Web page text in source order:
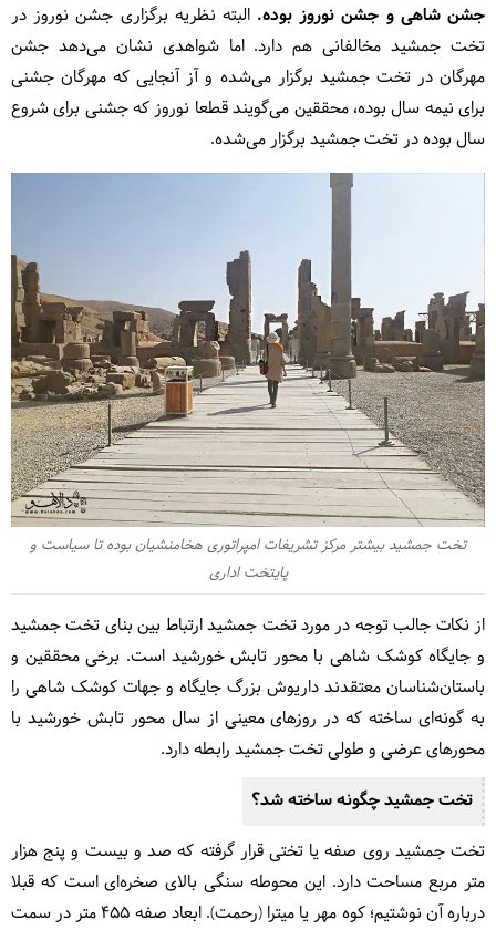
جشن شاهی و جشن نوروز بوده.البته نظریه برگزاری جشن نوروز در
تخت جمشید مخالفانی هم دارد. اما شواهدی نشان می‌دهد جشن
مهرگان در تخت جمشید برگزار می‌شده و آز آنجایی که مهرگان جشنی
برای نیمه سال بوده، محققین می‌گویند قطعا نوروز که جشنی برای شروع
سال بوده در تخت جمشید برگزار می‌شده.
تخت جمشید بیشتر مرکز تشریفات امپراتوری هخامنشیان بوده تا سیاست و
پایتخت اداری
از نکات جالب توجه در مورد تخت جمشید ارتباط بین بنای تخت جمشید
و جایگاه کوشک شاهی با محور تابش خورشید است. برخی محققین و
باستان‌شناسان معتقدند داریوش بزرگ جایگاه و جهات کوشک شاهی را
به گونه‌ای ساخته که در روزهای معینی از سال محور تابش خورشید با
محورهای عرضی و طولی تخت جمشید رابطه دارد.
تخت جمشید چگونه ساخته شد؟
تخت جمشید روی صفه‌ یا تختی قرار گرفته که صد و بیست و پنج هزار
متر مربع مساحت دارد. این محوطه سنگی بالای صخره‌ای است که قبلا
درباره آن نوشتیم؛ کوه مهر یا میترا (رحمت). ابعاد صفه 455 متر در سمت